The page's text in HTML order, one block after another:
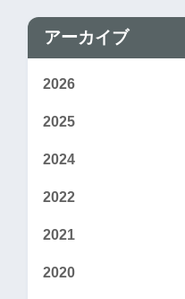
アーカイブ
2026
2025
2024
2022
2021
2020